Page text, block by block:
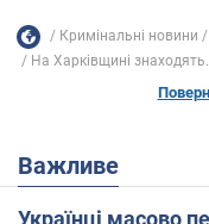
Кримінальні новини
На Харківщині знаходять...
Важливе
Українці масово